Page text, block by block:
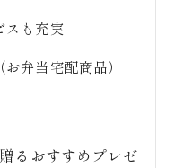
スも充実
弁当宅配商品）
るおすすめプレゼ